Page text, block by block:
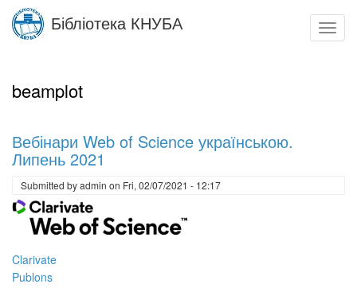
Skip
main
Бібліотека КНУБА
beamplot
Вебінари Web of Science українською.
Липень 2021
Submitted byadmin on Fri, 02/07/2021 - 12:17
Clarivate
Publons